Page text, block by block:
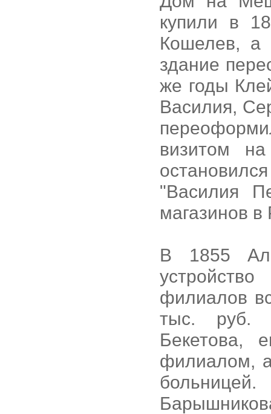
купили в
Кошелев, а
здание
же годы
Василия,
визитом
"Василия
магазинов
В 1855
филиалов
тыс. руб.
Бекетова,
филиалом,